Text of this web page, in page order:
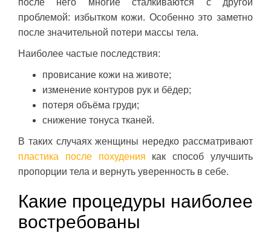
после него многие сталкиваются с другой
проблемой: избытком кожи. Особенно это заметно
после значительной потери массы тела.
Наиболее частые последствия:
провисание кожи на животе;
изменение контуров рук и бёдер;
потеря объёма груди;
снижение тонуса тканей.
В таких случаях женщины нередко рассматривают
пластика после похудения как способ улучшить
пропорции тела и вернуть уверенность в себе.
Какие процедуры наиболее
востребованы